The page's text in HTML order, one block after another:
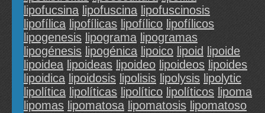
lipofucsina lipofuscina lipofuscinosis
lipofílica lipofílicas lipofílico lipofílicos
lipogenesis lipograma lipogramas
lipogénesis lipogénica lipoico lipoid
lipoide
lipoidea lipoideas lipoideo lipoideos lipoides
lipoidica lipoidosis lipolisis lipolysis lipolytic
lipolítica lipolíticas lipolítico lipolíticos lipoma
lipomas lipomatosa lipomatosis lipomatoso